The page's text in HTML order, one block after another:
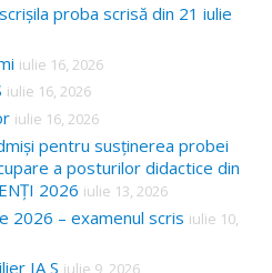
proba scrisă din 21 iulie
iulie 16, 2026
iulie 16, 2026
iulie 16, 2026
pentru susținerea probei
a posturilor didactice din
2026 iulie 13, 2026
2026 – examenul scris iulie 10,
IA S iulie 9, 2026